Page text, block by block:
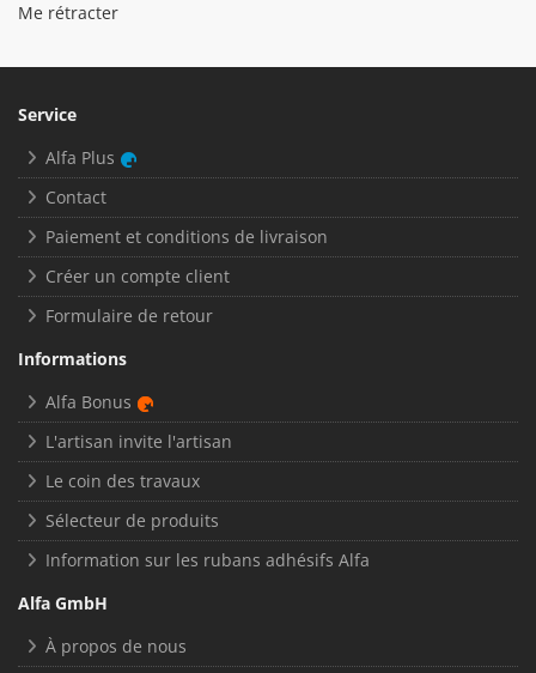
Me rétracter
Service
Alfa Plus
Contact
Paiement et conditions de livraison
Créer un compte client
Formulaire de retour
Informations
Alfa Bonus
L'artisan invite l'artisan
Le coin des travaux
Sélecteur de produits
Information sur les rubans adhésifs Alfa
Alfa GmbH
À propos de nous